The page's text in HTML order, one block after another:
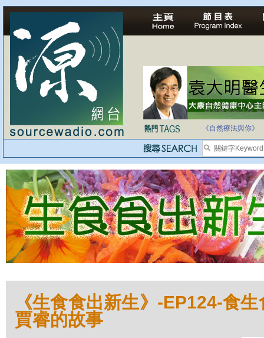
自家教育合法化-
《自然療法與你》
《生食食出新生》-EP124-食
賈睿的故事